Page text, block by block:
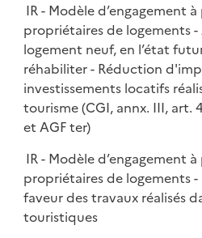
IR - Modèle d’engagement
propriétaires de logements
logement neuf, en l’état
réhabiliter - Réduction
investissements locatifs
tourisme (CGI, annx. III, art.
et AGF ter)
IR - Modèle d’engagement
propriétaires de logements
faveur des travaux réalisés
touristiques